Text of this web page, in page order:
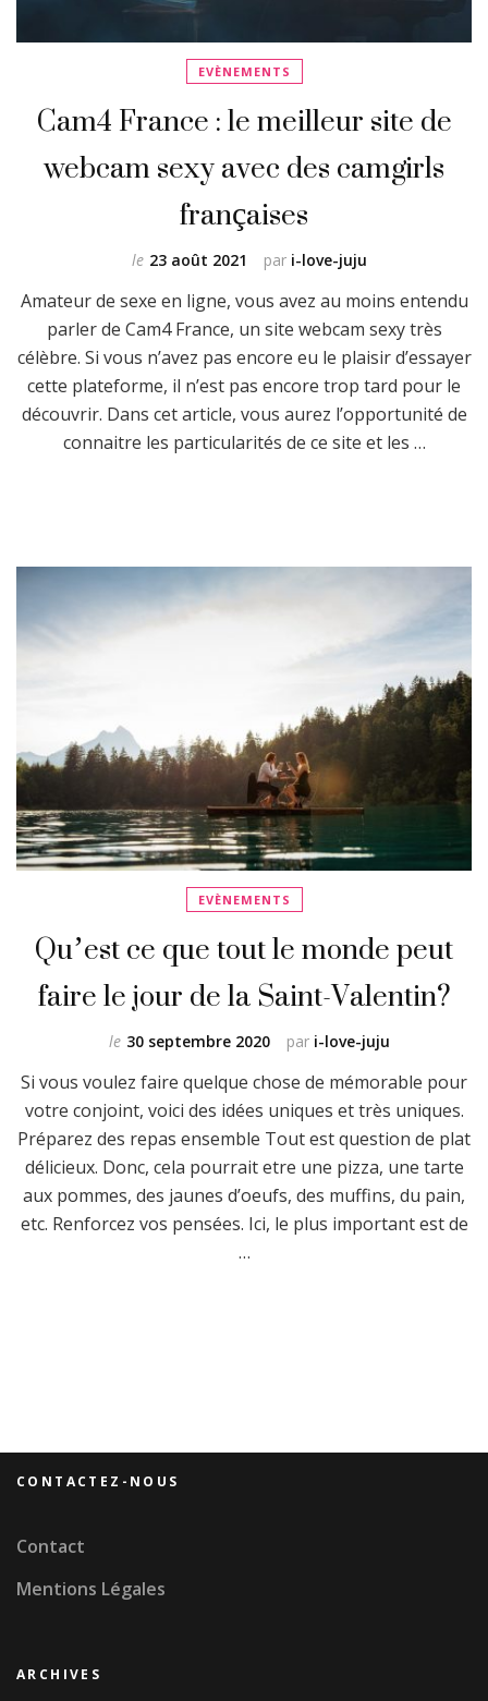
EVÈNEMENTS
Cam4 France : le meilleur site de
webcam sexy avec des camgirls
françaises
par i-love-juju
le 23 août 2021
Amateur de sexe en ligne, vous avez au moins entendu
parler de Cam4 France, un site webcam sexy très
célèbre. Si vous n’avez pas encore eu le plaisir d’essayer
cette plateforme, il n’est pas encore trop tard pour le
découvrir. Dans cet article, vous aurez l’opportunité de
connaitre les particularités de ce site et les …
EVÈNEMENTS
Qu’est ce que tout le monde peut
faire le jour de la Saint-Valentin?
par i-love-juju
le 30 septembre 2020
Si vous voulez faire quelque chose de mémorable pour
votre conjoint, voici des idées uniques et très uniques.
Préparez des repas ensemble Tout est question de plat
délicieux. Donc, cela pourrait etre une pizza, une tarte
aux pommes, des jaunes d’oeufs, des muffins, du pain,
etc. Renforcez vos pensées. Ici, le plus important est de
…
CONTACTEZ-NOUS
Contact
Mentions Légales
ARCHIVES